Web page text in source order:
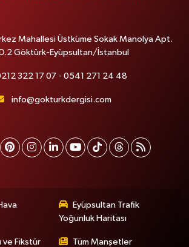
Mahallesi Üstküme Sokak Manolya Apt.
Göktürk-Eyüpsultan/İstanbul
322 17 07 - 0541 271 24 48
info@gokturkdergisi.com
Eyüpsultan Trafik
Yoğunluk Haritası
ve Fikstür Tüm Manşetler